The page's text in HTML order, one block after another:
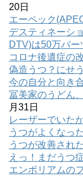
20日
エーペック
デスティネーシ
DTV)は50万バー
コロナ後遺症の
偽造うつ？にせ
今の自分と向き
冨美家のうどん
月31日
レーザーでいた
うつがよくなっ
うつが改善され
えっ！まだうつ
エンポリアムの